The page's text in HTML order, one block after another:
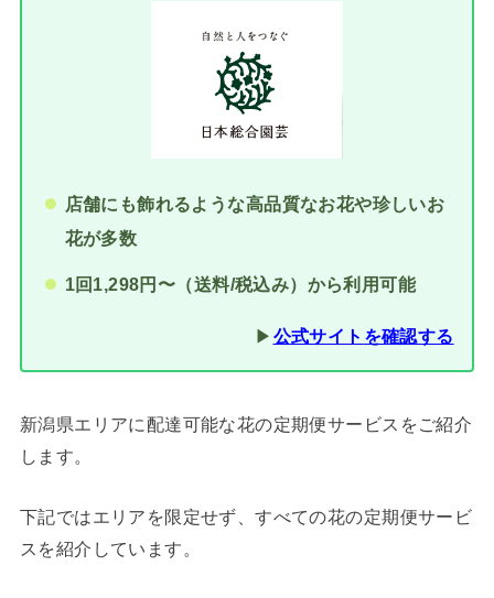
店舗にも飾れるような高品質なお花や珍しいお
花が多数
1回1,298円〜（送料/税込み）から利用可能
▶︎ 公式サイト を確認する
新潟県エリアに配達可能な花の定期便サービスをご紹介
します。
下記ではエリアを限定せず、すべての花の定期便サービ
スを紹介しています。